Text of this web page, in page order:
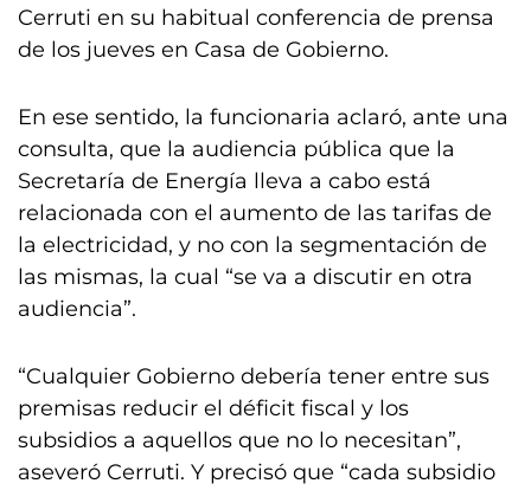
Cerruti en su habitual conferencia de prensa
de los jueves en Casa de Gobierno.
En ese sentido, la funcionaria aclaró, ante una
consulta, que la audiencia pública que la
Secretaría de Energía lleva a cabo está
relacionada con el aumento de las tarifas de
la electricidad, y no con la segmentación de
las mismas, la cual “se va a discutir en otra
audiencia”.
“Cualquier Gobierno debería tener entre sus
premisas reducir el déficit fiscal y los
subsidios a aquellos que no lo necesitan”,
aseveró Cerruti. Y precisó que “cada subsidio